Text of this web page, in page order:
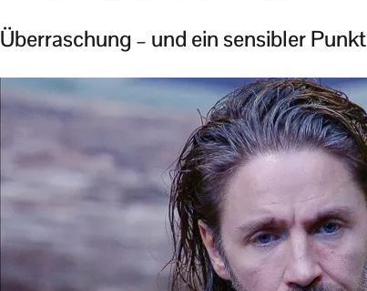
Überraschung – und ein sensibler Punkt